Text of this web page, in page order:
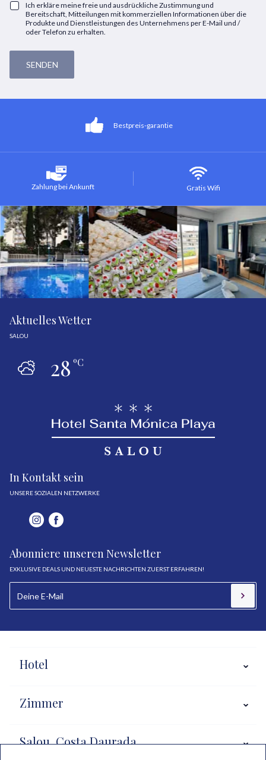
Ich erkläre meine freie und ausdrückliche Zustimmung und
Bereitschaft, Mitteilungen mit kommerziellen Informationen über die
Produkte und Dienstleistungen des Unternehmens per E-Mail und /
oder Telefon zu erhalten.
Bestpreis-garantie
Zahlung bei Ankunft Gratis Wifi
Aktuelles Wetter
SALOU
28ºC
In Kontakt sein
UNSERE SOZIALEN NETZWERKE
Abonniere unseren Newsletter
EXKLUSIVE DEALS UND NEUESTE NACHRICHTEN ZUERST ERFAHREN!
Hotel
Zimmer
Salou, Costa Daurada